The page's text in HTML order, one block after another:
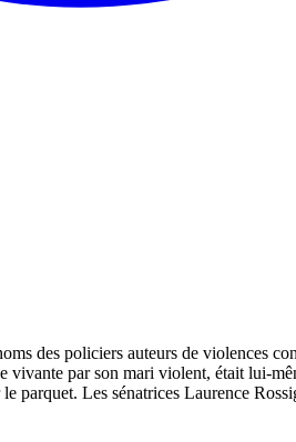
par son mari violent, était lui-
parquet. Les sénatrices Laurence